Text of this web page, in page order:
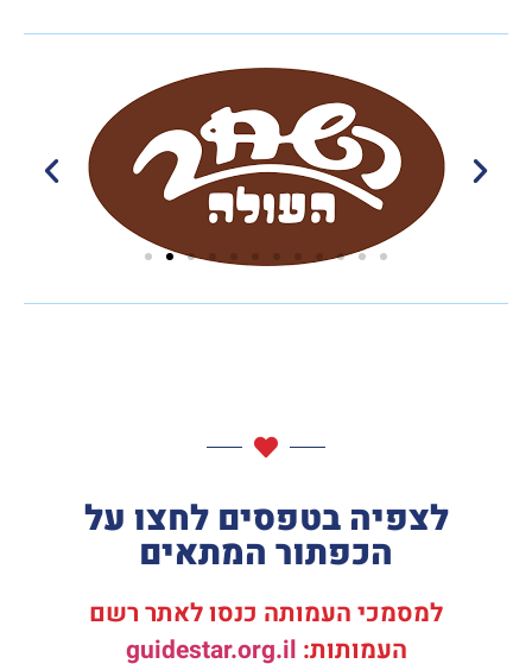
לצפיה בטפסים לחצו על
הכפתור המתאים
למסמכי העמותה כנסו לאתר רשם
העמותות: